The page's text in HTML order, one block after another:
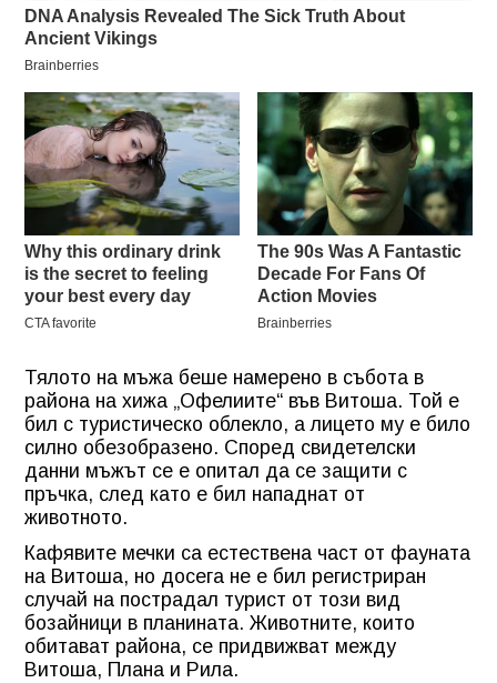
Тялото на мъжа беше намерено в събота в
района на хижа „Офелиите“ във Витоша. Той е
бил с туристическо облекло, а лицето му е било
силно обезобразено. Според свидетелски
данни мъжът се е опитал да се защити с
пръчка, след като е бил нападнат от
животното.
Кафявите мечки са естествена част от фауната
на Витоша, но досега не е бил регистриран
случай на пострадал турист от този вид
бозайници в планината. Животните, които
обитават района, се придвижват между
Витоша, Плана и Рила.